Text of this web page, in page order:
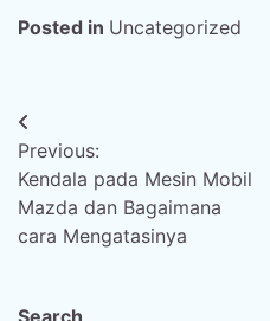
Posted in Uncategorized
Post
navigation
Previous:
Kendala pada Mesin Mobil
Mazda dan Bagaimana
cara Mengatasinya
Search